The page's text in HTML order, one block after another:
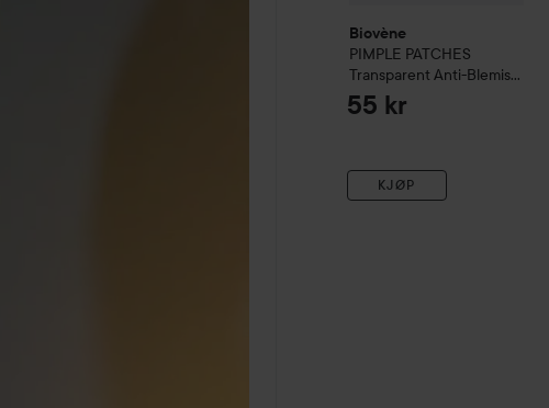
Biovène
PIMPLE PATCHES
Transparent Anti-Blemish
Dots, 24 patches
55 kr
KJØP